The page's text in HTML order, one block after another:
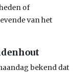
of
van het
bekend dat